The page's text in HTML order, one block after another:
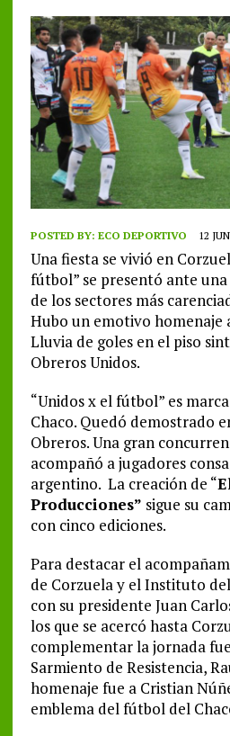
POSTED BY: ECO DEPORTIVO 12
Una fiesta se vivió en
fútbol” se presentó ante
de los sectores más
Hubo un emotivo homenaje
Lluvia de goles en el piso
Obreros Unidos.
“Unidos x el fútbol” es
Chaco. Quedó demostrado
Obreros. Una gran
acompañó a jugadores
argentino. La creación de “
Producciones” sigue su
con cinco ediciones.
Para destacar el
de Corzuela y el Instituto
con su presidente Juan
los que se acercó hasta
complementar la jornada
Sarmiento de Resistencia,
homenaje fue a Cristian
emblema del fútbol del